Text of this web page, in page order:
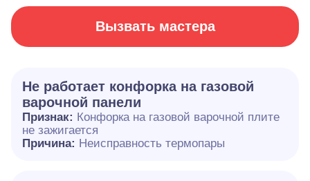
Вызвать мастера
Не работает конфорка на газовой
варочной панели
Признак: Конфорка на газовой варочной плите
не зажигается
Причина: Неисправность термопары